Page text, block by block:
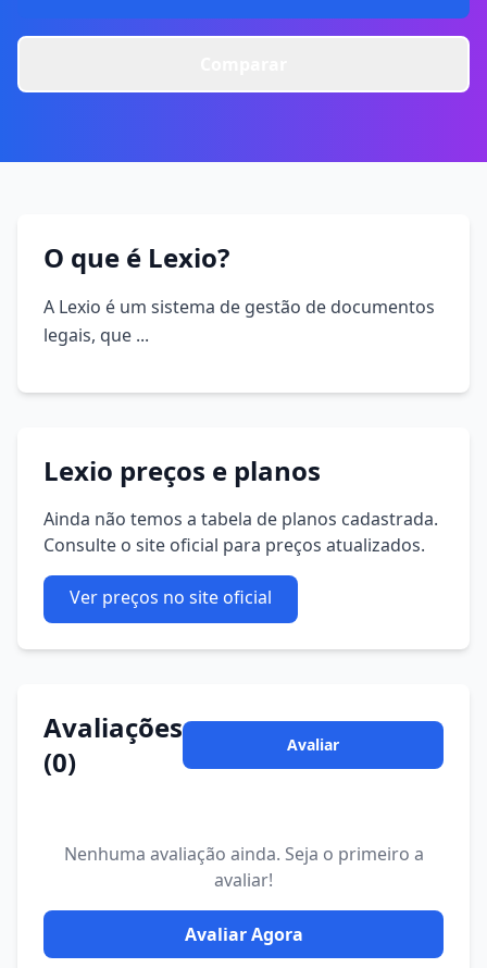
O que é Lexio?
A Lexio é um sistema de gestão de documentos
legais, que ...
Lexio preços e planos
Ainda não temos a tabela de planos cadastrada.
Consulte o site oficial para preços atualizados.
Ver preços no site oficial
Avaliações
(0)
Avaliar
Nenhuma avaliação ainda. Seja o primeiro a
avaliar!
Avaliar Agora